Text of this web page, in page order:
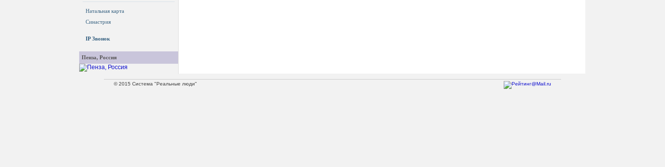
Натальная карта
Синастрия
IP Звонок
Пенза, Россия
© 2015 Система "Реальные люди"